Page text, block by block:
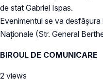
de stat Gabriel Ispas.
Evenimentul se va
Naționale (Str. General
BIROUL DE COMUNICARE
2 views